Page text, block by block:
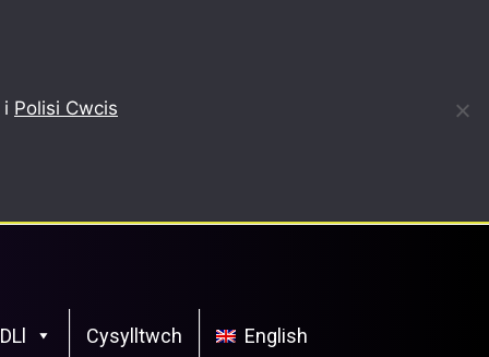
Polisi Cwcis
Cysylltwch English